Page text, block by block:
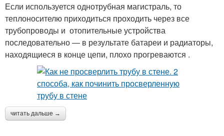
Если используется однотрубная магистраль, то
теплоносителю приходиться проходить через все
трубопроводы и отопительные устройства
последовательно — в результате батареи и радиаторы,
находящиеся в конце цепи, плохо прогреваются .
читать дальше →